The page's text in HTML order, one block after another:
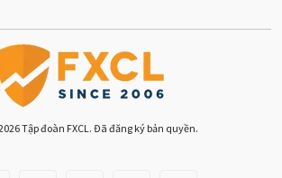
EUR / USD
EURJPY EURUSD Euro
Expert Advisors FOMC
Tập đoàn FXCL. Đã đăng ký bản quyền.